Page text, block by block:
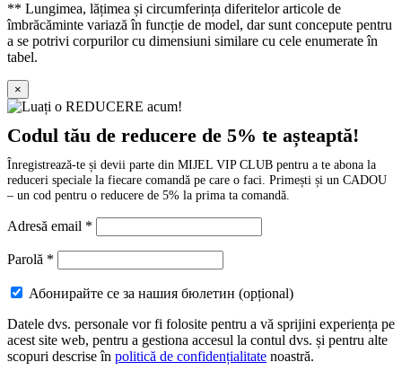
** Lungimea, lățimea și circumferința diferitelor articole de
îmbrăcăminte variază în funcție de model, dar sunt concepute pentru
a se potrivi corpurilor cu dimensiuni similare cu cele enumerate în
tabel.
×
Codul tău de reducere de 5% te așteaptă!
Înregistrează-te și devii parte din MIJEL VIP CLUB pentru a te abona la
reduceri speciale la fiecare comandă pe care o faci. Primești și un CADOU
– un cod pentru o reducere de 5% la prima ta comandă.
Adresă email *
Parolă *
Абонирайте се за нашия бюлетин (opțional)
Datele dvs. personale vor fi folosite pentru a vă sprijini experiența pe
acest site web, pentru a gestiona accesul la contul dvs. și pentru alte
scopuri descrise în politică de confidențialitate noastră.